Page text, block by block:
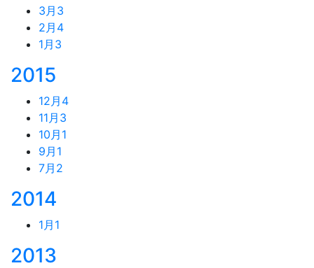
3月 3
2月 4
1月 3
2015
12月 4
11月 3
10月 1
9月 1
7月 2
2014
1月 1
2013